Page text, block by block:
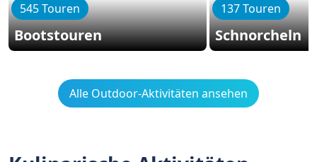
545 Touren
Bootstouren
137 Touren
Schnorcheln
Alle Outdoor-Aktivitäten ansehen